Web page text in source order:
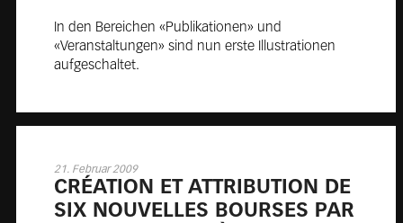
In den Bereichen «Publikationen» und
«Veranstaltungen» sind nun erste Illustrationen
aufgeschaltet.
21. Februar 2009
CRÉA­TION ET AT­TRI­BU­TION DE
SIX NOU­VELLES BOURSES PAR